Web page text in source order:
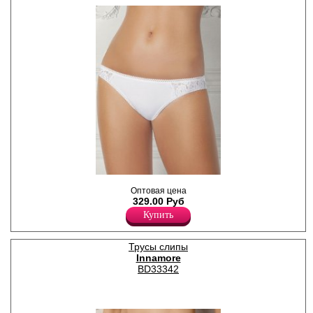
линией талии,
декорированы кружевом.
Лайкра 5%
Хлопок 83%
Нейлон 12%
Оптовая цена
329.00 Руб
Купить
Трусы слипы
Innamore
BD33342